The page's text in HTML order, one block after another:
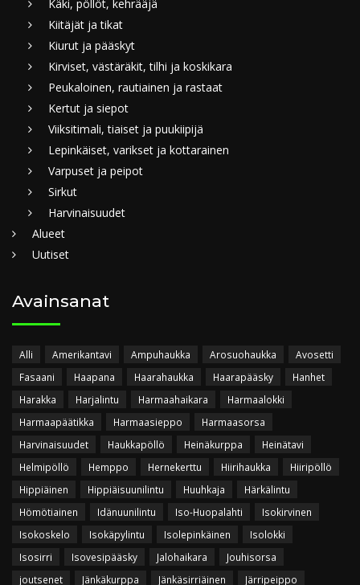
Käki, pöllöt, kehrääjä
Kiitäjät ja tikat
Kiurut ja pääskyt
Kirviset, västäräkit, tilhi ja koskikara
Peukaloinen, rautiainen ja rastaat
Kertut ja siepot
Viiksitimali, tiaiset ja puukiipijä
Lepinkäiset, varikset ja kottarainen
Varpuset ja peipot
Sirkut
Harvinaisuudet
Alueet
Uutiset
Avainsanat
Alli Amerikantavi Ampuhaukka Arosuohaukka
Avosetti
Fasaani
Haapana Haarahaukka Haarapääsky
Hanhet
Harakka
Harjalintu Harmaahaikara
Harmaalokki
Harmaapäätikka
Harmaasieppo
Harmaasorsa
Harvinaisuudet
Haukkapöllö Heinäkurppa
Heinätavi
Helmipöllö
Hemppo Hernekerttu Hiirihaukka
Hiiripöllö
Hippiäinen
Hippiäisuunilintu Huuhkaja
Härkälintu
Hömötiainen
Idänuunilintu Iso-Huopalahti
Isokirvinen
Isokoskelo
Isokäpylintu Isolepinkäinen
Isolokki
Isosirri
Isovesipääsky Jalohaikara
Jouhisorsa
joutsenet
Jänkäkurppa Jänkäsirriäinen
Järripeippo